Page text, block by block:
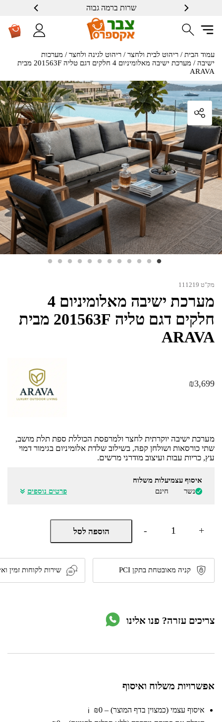
שרות ברמה גבוה
עמוד הבית / ריהוט לבית ולחצר / ריהוט לגינה ולחצר / מערכות
ישיבה
/ מערכת ישיבה מאלומיניום 4 חלקים דגם טליה 201563F מבית
ARAVA
מק"ט 111219
מערכת ישיבה מאלומיניום 4
חלקים דגם טליה 201563F מבית
ARAVA
₪3,699
מערכת ישיבה יוקרתית לחצר ולמרפסת הכוללת ספת תלת מושב,
שתי כורסאות ושולחן קפה, בשילוב שלדת אלומיניום בגימור דמוי
עץ, כריות עבות ועיצוב מודרני מרשים.
איסוף עצמי
נשר
עלות משלוח
חינם
פרטים נוספים
-
כמות
מערכת
מאלומיניום
4
חלקים
דגם
ARAVA
+ הוספה לסל
קניה מאובטחת בתקן PCI שירות לקוחות זמין
צריכים עזרה? פנו אלינו
אפשרויות משלוח ואיסוף
איסוף עצמי (כמצוין בדף המוצר) – ₪0 ℹ️